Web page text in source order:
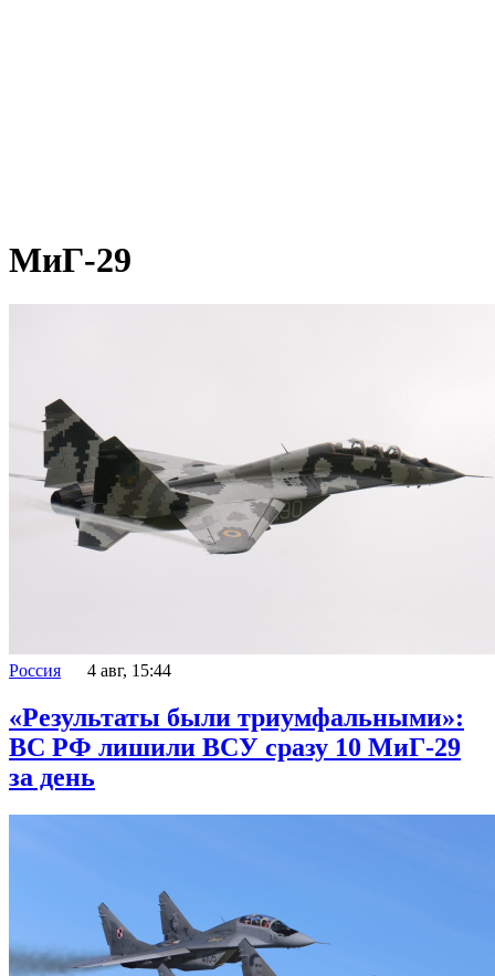
МиГ-29
Россия 4 авг, 15:44
«Результаты были триумфальными»:
ВС РФ лишили ВСУ сразу 10 МиГ-29
за день